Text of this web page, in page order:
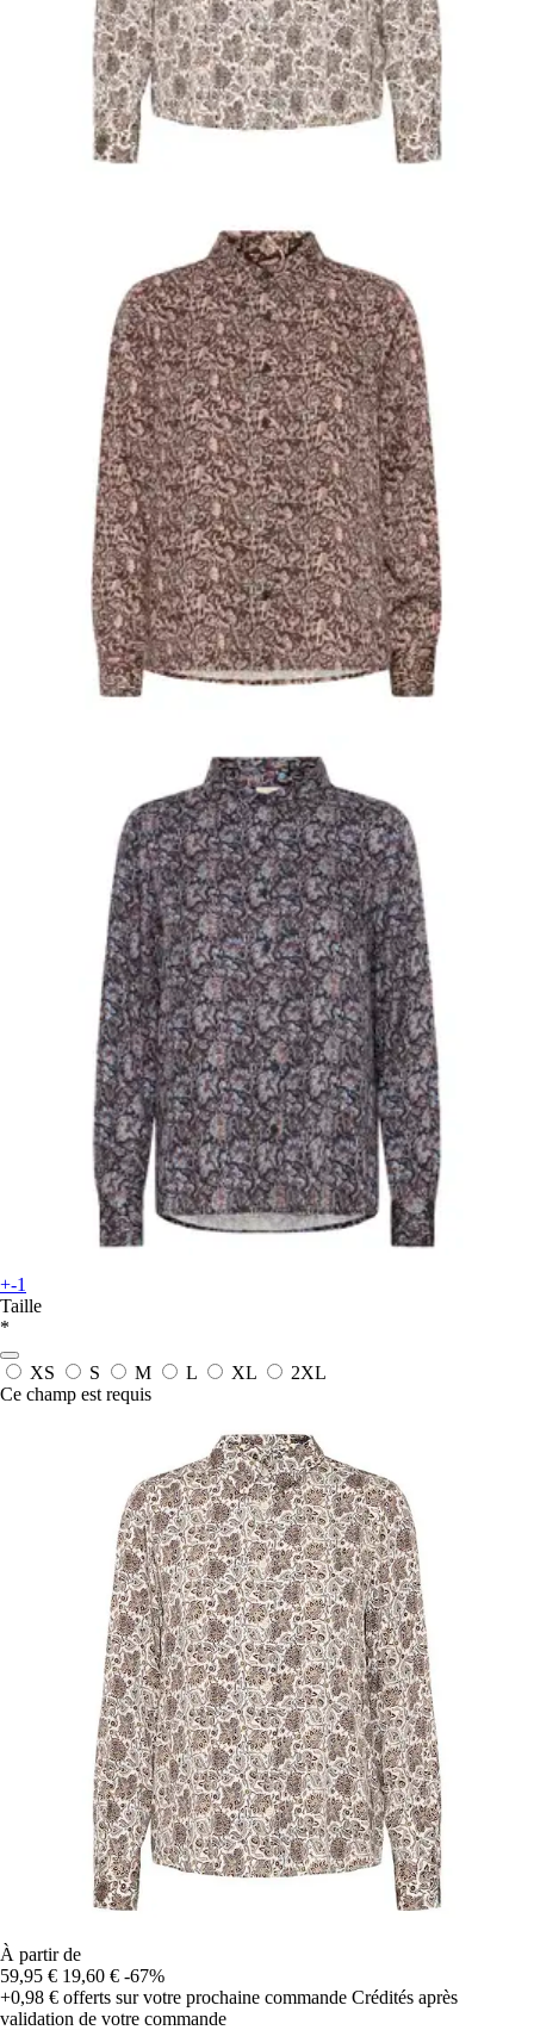
+-1
Taille
*
XS S M L XL
2XL
Ce champ est requis
À partir de
59,95 € 19,60 € -67%
+0,98 € offerts sur votre prochaine commande Crédités après
validation de votre commande